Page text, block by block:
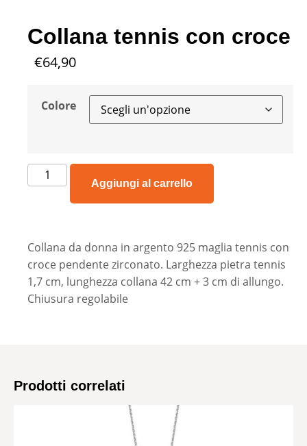
Collana tennis con croce
€64,90
Colore
Aggiungi al carrello
Collana da donna in argento 925 maglia tennis con
croce pendente zirconato. Larghezza pietra tennis
1,7 cm, lunghezza collana 42 cm + 3 cm di allungo.
Chiusura regolabile
Prodotti correlati